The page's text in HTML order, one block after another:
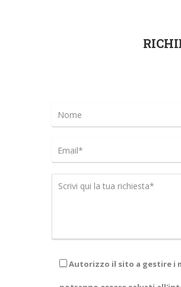
Autorizzo il sito a gestire i